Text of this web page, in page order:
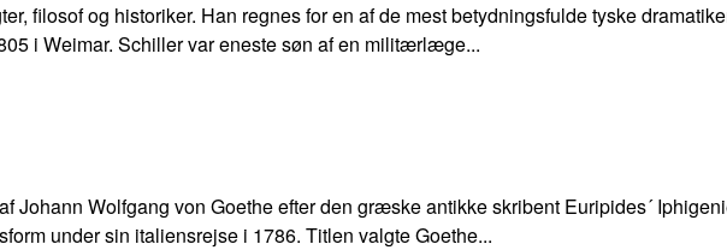
filosof og historiker. Han regnes for en af de mest betydningsfulde tyske
i Weimar. Schiller var eneste søn af en militærlæge...
Johann Wolfgang von Goethe efter den græske antikke skribent Euripides´
under sin italiensrejse i 1786. Titlen valgte Goethe...